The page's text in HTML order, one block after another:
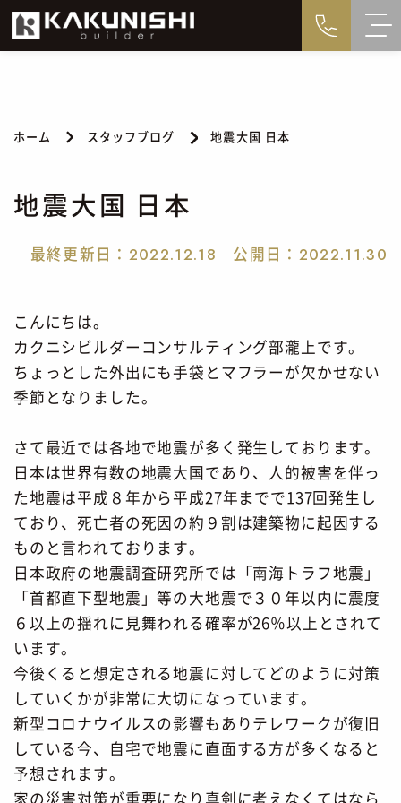
ホーム スタッフブログ 地震大国 日本
地震大国 日本
最終更新日： 2022.12.18 公開日： 2022.11.30
こんにちは。
カクニシビルダーコンサルティング部瀧上です。
ちょっとした外出にも手袋とマフラーが欠かせない
季節となりました。
さて最近では各地で地震が多く発生しております。
日本は世界有数の地震大国であり、人的被害を伴っ
た地震は平成８年から平成27年までで137回発生し
ており、死亡者の死因の約９割は建築物に起因する
ものと言われております。
日本政府の地震調査研究所では「南海トラフ地震」
「首都直下型地震」等の大地震で３０年以内に震度
６以上の揺れに見舞われる確率が26％以上とされて
います。
今後くると想定される地震に対してどのように対策
していくかが非常に大切になっています。
新型コロナウイルスの影響もありテレワークが復旧
している今、自宅で地震に直面する方が多くなると
予想されます。
家の災害対策が重要になり真剣に考えなくてはなら